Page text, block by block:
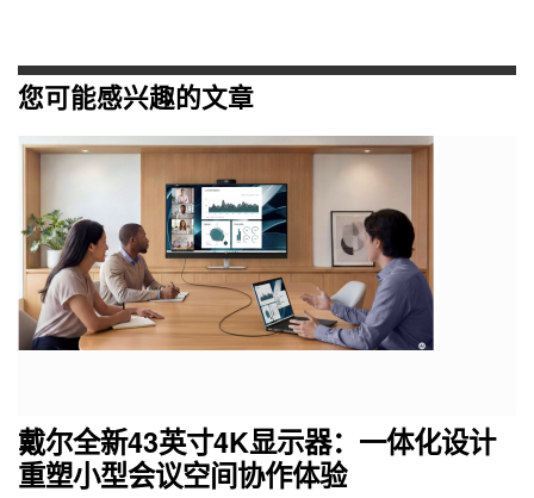
您可能感兴趣的文章
戴尔全新43英寸4K显示器：一体化设计
重塑小型会议空间协作体验